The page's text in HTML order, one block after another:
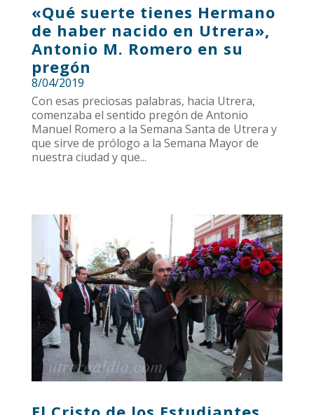
«Qué suerte tienes Hermano
de haber nacido en Utrera»,
Antonio M. Romero en su
pregón
8/04/2019
Con esas preciosas palabras, hacia Utrera,
comenzaba el sentido pregón de Antonio
Manuel Romero a la Semana Santa de Utrera y
que sirve de prólogo a la Semana Mayor de
nuestra ciudad y que...